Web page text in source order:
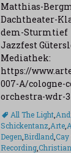
Matthias-
Dachtheater-
dem-Sturmtief
Jazzfest
Mediathek:
https://
007-A/cologne-
orchestra-wdr-
Schlagworte
All The Light,
Schickentanz Arte,
Degen Birdland
Recording,